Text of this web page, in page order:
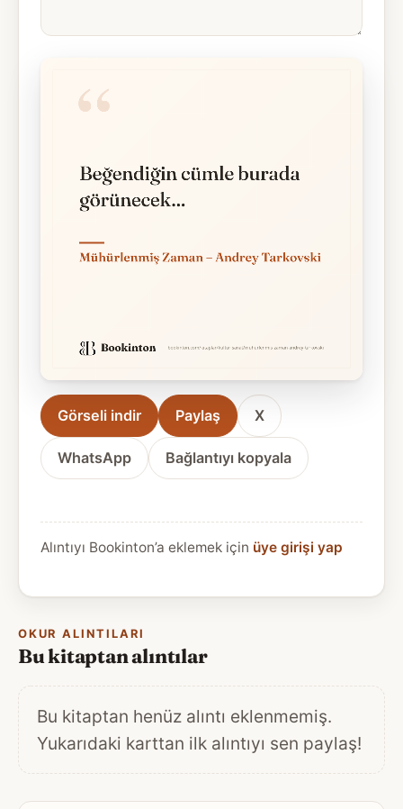
Görseli indir Paylaş X
WhatsApp Bağlantıyı kopyala
Alıntıyı Bookinton’a eklemek için üye girişi yap
OKUR ALINTILARI
Bu kitaptan alıntılar
Bu kitaptan henüz alıntı eklenmemiş.
Yukarıdaki karttan ilk alıntıyı sen paylaş!